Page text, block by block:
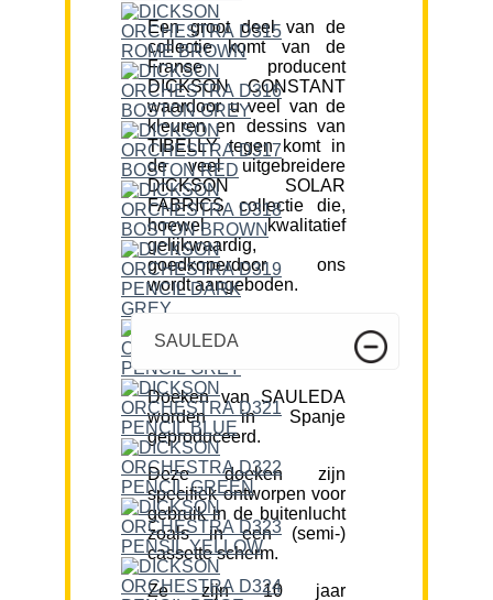
Een groot deel van de
collectie komt van de
Franse producent
DICKSON CONSTANT
waardoor u veel van de
kleuren en dessins van
TIBELLY tegen komt in
de veel uitgebreidere
DICKSON SOLAR
FABRICS collectie die,
hoewel kwalitatief
gelijkwaardig,
goedkoperdoor ons
wordt aangeboden.
SAULEDA
Doeken van SAULEDA
worden in Spanje
geproduceerd.
Deze doeken zijn
specifiek ontworpen voor
gebruik in de buitenlucht
zoals in een (semi-)
cassette scherm.
Ze zijn 10 jaar